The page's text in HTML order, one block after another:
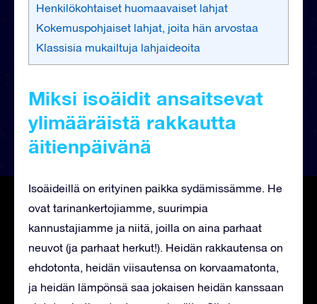
Henkilökohtaiset huomaavaiset lahjat
Kokemuspohjaiset lahjat, joita hän arvostaa
Klassisia mukailtuja lahjaideoita
Miksi isoäidit ansaitsevat
ylimääräistä rakkautta
äitienpäivänä
Isoäideillä on erityinen paikka sydämissämme. He
ovat tarinankertojiamme, suurimpia
kannustajiamme ja niitä, joilla on aina parhaat
neuvot (ja parhaat herkut!). Heidän rakkautensa on
ehdotonta, heidän viisautensa on korvaamatonta,
ja heidän lämpönsä saa jokaisen heidän kanssaan